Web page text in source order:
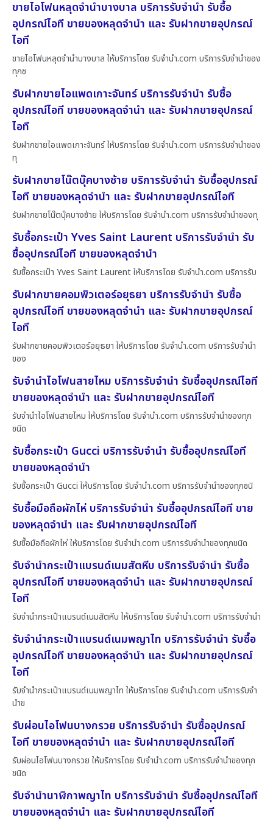
ขายไอโฟนหลุดจำนำบางบาล บริการรับจำนำ รับซื้อ
อุปกรณ์ไอที ขายของหลุดจำนำ และ รับฝากขายอุปกรณ์
ไอที
ขายไอโฟนหลุดจำนำบางบาล ให้บริการโดย รับจํานํา.com บริการรับจำนำของ
ทุกช
รับฝากขายไอแพดเกาะจันทร์ บริการรับจำนำ รับซื้อ
อุปกรณ์ไอที ขายของหลุดจำนำ และ รับฝากขายอุปกรณ์
ไอที
รับฝากขายไอแพดเกาะจันทร์ ให้บริการโดย รับจํานํา.com บริการรับจำนำของ
ทุ
รับฝากขายโน๊ตบุ๊คบางซ้าย บริการรับจำนำ รับซื้ออุปกรณ์
ไอที ขายของหลุดจำนำ และ รับฝากขายอุปกรณ์ไอที
รับฝากขายโน๊ตบุ๊คบางซ้าย ให้บริการโดย รับจํานํา.com บริการรับจำนำของทุ
รับซื้อกระเป๋า Yves Saint Laurent บริการรับจำนำ รับ
ซื้ออุปกรณ์ไอที ขายของหลุดจำนำ
รับซื้อกระเป๋า Yves Saint Laurent ให้บริการโดย รับจํานํา.com บริการรับ
รับฝากขายคอมพิวเตอร์อยุธยา บริการรับจำนำ รับซื้อ
อุปกรณ์ไอที ขายของหลุดจำนำ และ รับฝากขายอุปกรณ์
ไอที
รับฝากขายคอมพิวเตอร์อยุธยา ให้บริการโดย รับจํานํา.com บริการรับจำนำ
ของ
รับจำนำไอโฟนสายไหม บริการรับจำนำ รับซื้ออุปกรณ์ไอที
ขายของหลุดจำนำ และ รับฝากขายอุปกรณ์ไอที
รับจำนำไอโฟนสายไหม ให้บริการโดย รับจํานํา.com บริการรับจำนำของทุก
ชนิด
รับซื้อกระเป๋า Gucci บริการรับจำนำ รับซื้ออุปกรณ์ไอที
ขายของหลุดจำนำ
รับซื้อกระเป๋า Gucci ให้บริการโดย รับจํานํา.com บริการรับจำนำของทุกชนิ
รับซื้อมือถือผักไห่ บริการรับจำนำ รับซื้ออุปกรณ์ไอที ขาย
ของหลุดจำนำ และ รับฝากขายอุปกรณ์ไอที
รับซื้อมือถือผักไห่ ให้บริการโดย รับจํานํา.com บริการรับจำนำของทุกชนิด
รับจำนำกระเป๋าแบรนด์เนมสัตหีบ บริการรับจำนำ รับซื้อ
อุปกรณ์ไอที ขายของหลุดจำนำ และ รับฝากขายอุปกรณ์
ไอที
รับจำนำกระเป๋าแบรนด์เนมสัตหีบ ให้บริการโดย รับจํานํา.com บริการรับจำนำ
รับจำนำกระเป๋าแบรนด์เนมพญาไท บริการรับจำนำ รับซื้อ
อุปกรณ์ไอที ขายของหลุดจำนำ และ รับฝากขายอุปกรณ์
ไอที
รับจำนำกระเป๋าแบรนด์เนมพญาไท ให้บริการโดย รับจํานํา.com บริการรับจำ
นำข
รับผ่อนไอโฟนบางกรวย บริการรับจำนำ รับซื้ออุปกรณ์
ไอที ขายของหลุดจำนำ และ รับฝากขายอุปกรณ์ไอที
รับผ่อนไอโฟนบางกรวย ให้บริการโดย รับจํานํา.com บริการรับจำนำของทุก
ชนิด
รับจำนำนาฬิกาพญาไท บริการรับจำนำ รับซื้ออุปกรณ์ไอที
ขายของหลุดจำนำ และ รับฝากขายอุปกรณ์ไอที